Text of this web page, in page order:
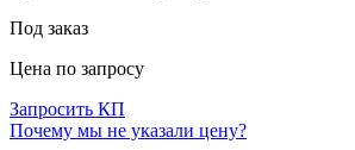
Под заказ
Цена по запросу
Запросить КП
Почему мы не указали цену?